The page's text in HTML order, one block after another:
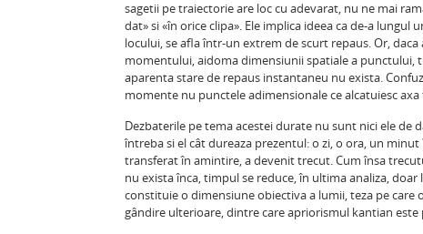
sagetii pe traiectorie are loc cu adevarat, nu ne mai
dat» si «în orice clipa». Ele implica ideea ca de-a
locului, se afla într-un extrem de scurt repaus. Or,
momentului, aidoma dimensiunii spatiale a punctului,
aparenta stare de repaus instantaneu nu exista.
momente nu punctele adimensionale ce alcatuiesc
Dezbaterile pe tema acestei durate nu sunt nici ele de
întreba si el cât dureaza prezentul: o zi, o ora, un
transferat în amintire, a devenit trecut. Cum însa
nu exista înca, timpul se reduce, în ultima analiza,
constituie o dimensiune obiectiva a lumii, teza pe
gândire ulterioare, dintre care apriorismul kantian